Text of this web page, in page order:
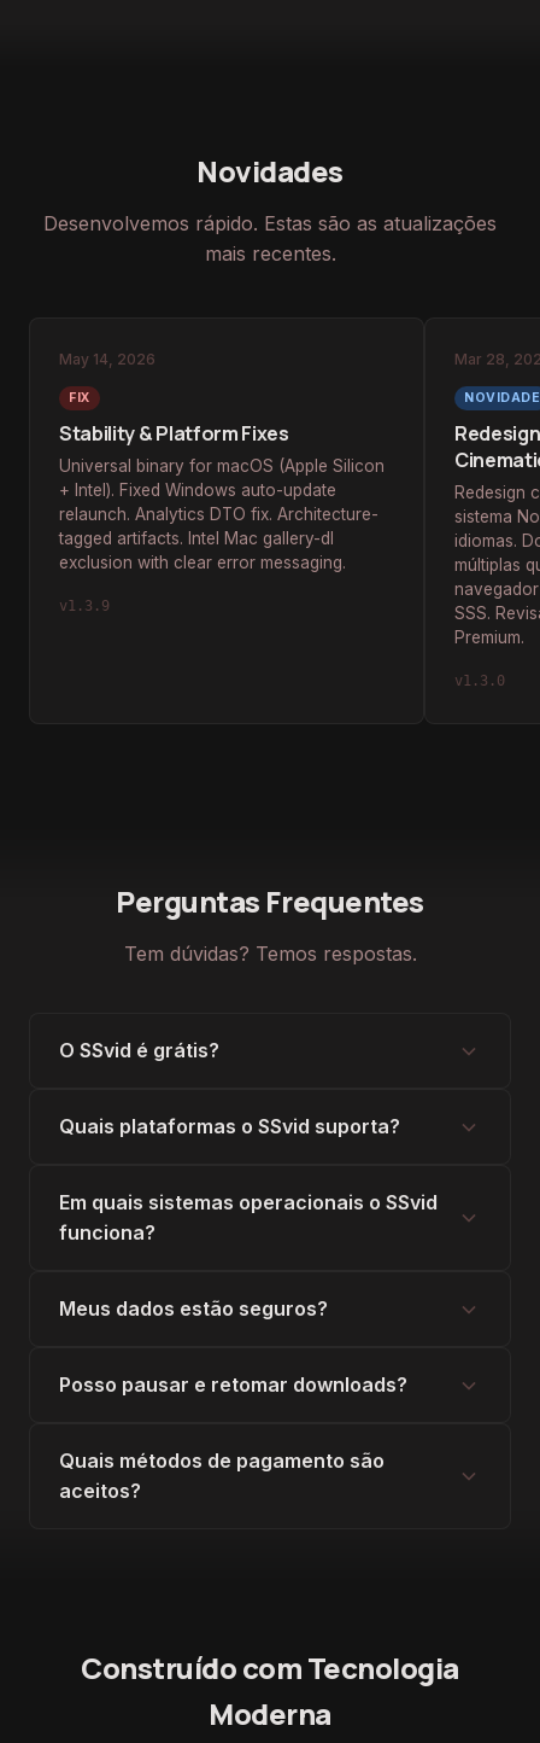
Novidades
Desenvolvemos rápido. Estas são as atualizações
mais recentes.
May 14, 2026
FIX
Stability & Platform Fixes
Universal binary for macOS (Apple Silicon
+ Intel). Fixed Windows auto-update
relaunch. Analytics DTO fix. Architecture-
tagged artifacts. Intel Mac gallery-dl
exclusion with clear error messaging.
v1.3.9
Mar 28,
NOVIDADE
Redesign
sistema
idiomas.
múltiplas
SSS.
Premium.
v1.3.0
Perguntas Frequentes
Tem dúvidas? Temos respostas.
O SSvid é grátis?
Quais plataformas o SSvid suporta?
Em quais sistemas operacionais o SSvid
funciona?
Meus dados estão seguros?
Posso pausar e retomar downloads?
Quais métodos de pagamento são
aceitos?
Construído com Tecnologia
Moderna